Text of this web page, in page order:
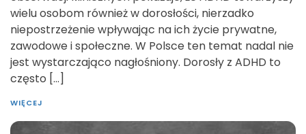
wielu osobom również w dorosłości, nierzadko
niepostrzeżenie wpływając na ich życie prywatne,
zawodowe i społeczne. W Polsce ten temat nadal nie
jest wystarczająco nagłośniony. Dorosły z ADHD to
często […]
WIĘCEJ